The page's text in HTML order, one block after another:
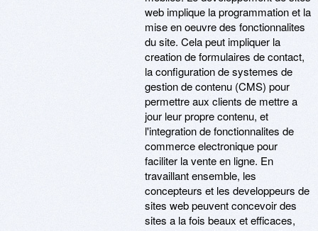
web implique la programmation et la
mise en oeuvre des fonctionnalites
du site. Cela peut impliquer la
creation de formulaires de contact,
la configuration de systemes de
gestion de contenu (CMS) pour
permettre aux clients de mettre a
jour leur propre contenu, et
l'integration de fonctionnalites de
commerce electronique pour
faciliter la vente en ligne. En
travaillant ensemble, les
concepteurs et les developpeurs de
sites web peuvent concevoir des
sites a la fois beaux et efficaces,